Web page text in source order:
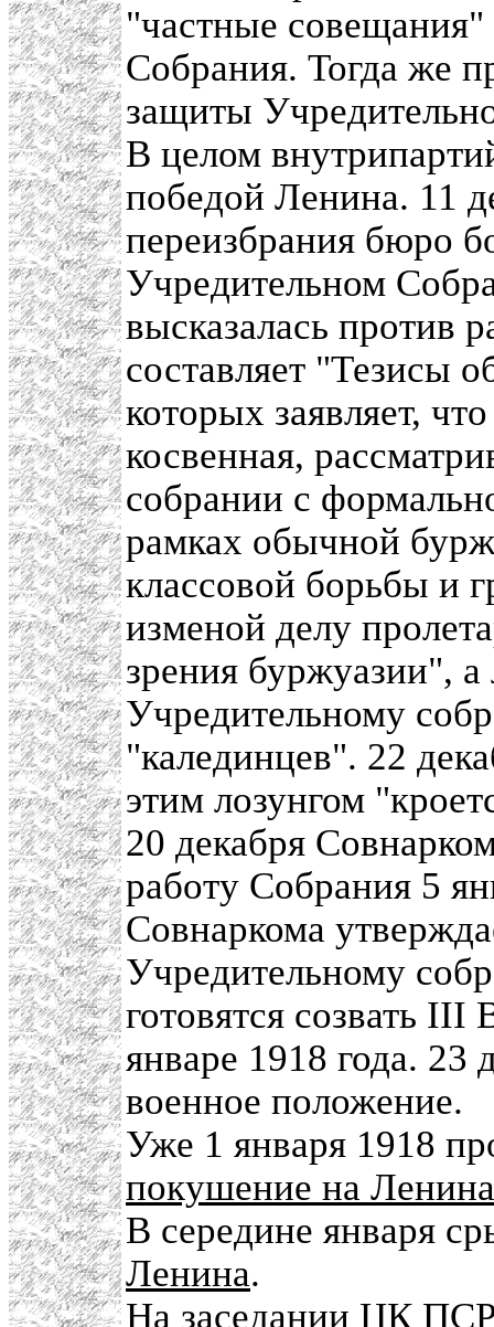
"частные совещания"
Собрания. Тогда же
защиты
В целом
победой Ленина. 11
переизбрания бюро
Учредительном
высказалась против
составляет "Тезисы
которых заявляет,
косвенная,
собрании с
рамках обычной
классовой борьбы и
изменой делу
зрения буржуазии", а
Учредительному
"калединцев". 22
этим лозунгом
20 декабря
работу Собрания 5
Совнаркома
Учредительному
готовятся созвать
январе 1918 года. 23
военное положение.
Уже 1 января 1918
покушение на Ленина
В середине января
Ленина.
На заседании ЦК